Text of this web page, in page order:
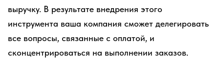
выручку. В результате внедрения этого
инструмента ваша компания сможет делегировать
все вопросы, связанные с оплатой, и
сконцентрироваться на выполнении заказов.